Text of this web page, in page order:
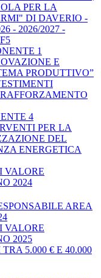
PER LA
DI DAVERIO -
- 2026/2027 -
1
E
PRODUTTIVO”
4
PER LA
DEL
ENERGETICA
VALORE
2024
AREA
VALORE
2025
5.000 € E 40.000